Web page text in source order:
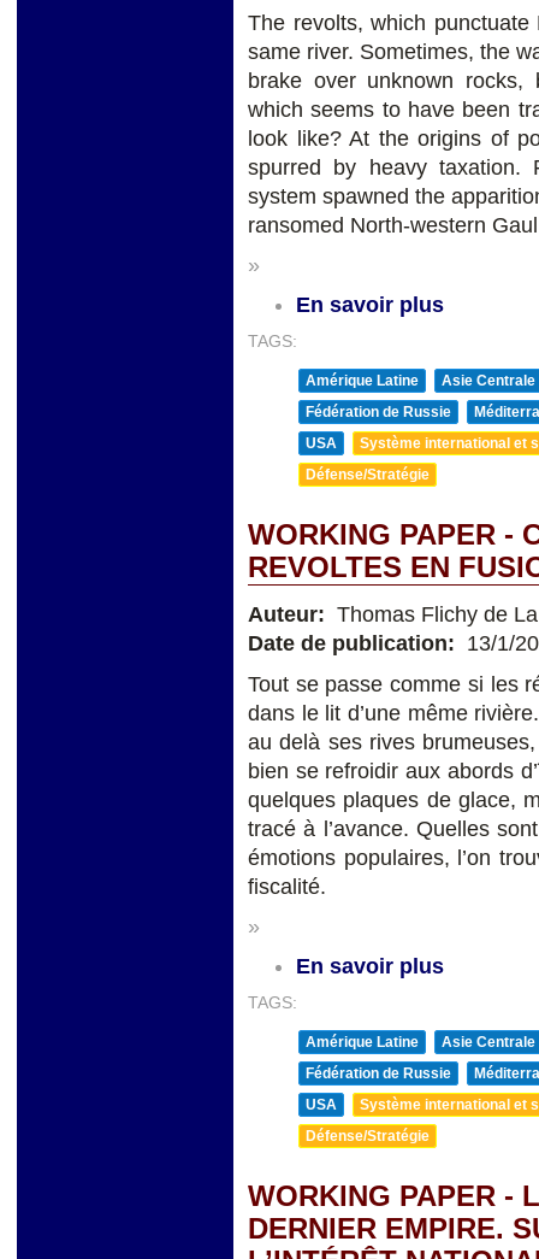
The revolts, which
same river. Sometimes, the
brake over unknown rocks,
which seems to have been
look like? At the origins of
spurred by heavy taxation.
system spawned the
ransomed North-western
»
En savoir plus
TAGS:
Amérique Latine
Asie Centrale
Fédération de Russie
USA
Système international et
Défense/Stratégie
WORKING PAPER -
REVOLTES EN
Auteur: Thomas Flichy de
Date de publication: 13/1/
Tout se passe comme si les
dans le lit d’une même
au delà ses rives
bien se refroidir aux abords
quelques plaques de glace,
tracé à l’avance. Quelles
émotions populaires, l’on
fiscalité.
»
En savoir plus
TAGS:
Amérique Latine
Asie Centrale
Fédération de Russie
USA
Système international et
Défense/Stratégie
WORKING PAPER -
DERNIER EMPIRE.